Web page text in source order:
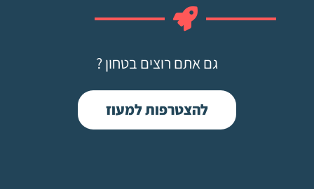
גם אתם רוצים בטחון ?
להצטרפות למעוז